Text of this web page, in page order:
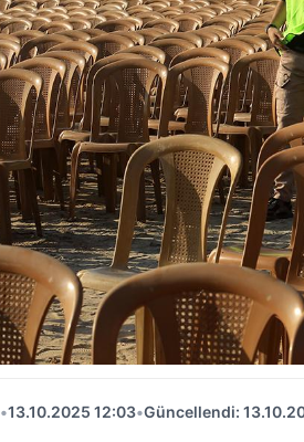
•13.10.2025 12:03•Güncellendi: